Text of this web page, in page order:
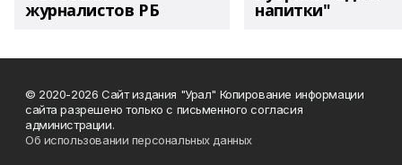
журналистов РБ напитки"
© 2020-2026 Сайт издания "Урал" Копирование информации
сайта разрешено только с письменного согласия
администрации.
Об использовании персональных данных